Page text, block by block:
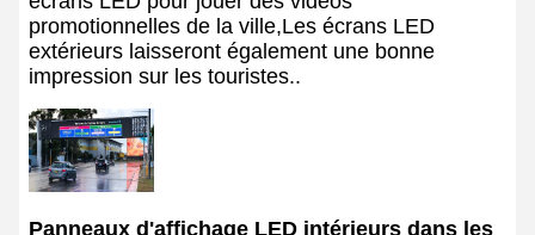
promotionnelles de la ville,Les écrans LED
extérieurs laisseront également une bonne
impression sur les touristes..
Panneaux d'affichage LED intérieurs dans les